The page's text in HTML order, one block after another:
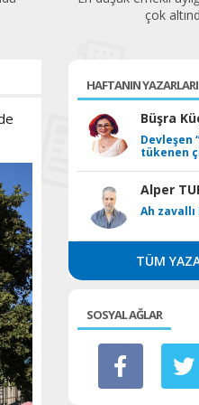
HAFTANIN YAZARLARI
Büşra
Devleşen
tükenen
Alper
Ah zavallı
TÜM
SOSYAL AĞLAR